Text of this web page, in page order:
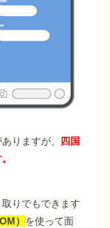
りますが、
四国
りでもできます
） を使って面